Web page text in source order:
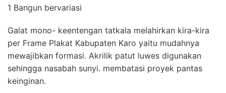
1 Bangun bervariasi
Galat mono- keentengan tatkala melahirkan kira-kira
per Frame Plakat Kabupaten Karo yaitu mudahnya
mewajibkan formasi. Akrilik patut luwes digunakan
sehingga nasabah sunyi. membatasi proyek pantas
keinginan.